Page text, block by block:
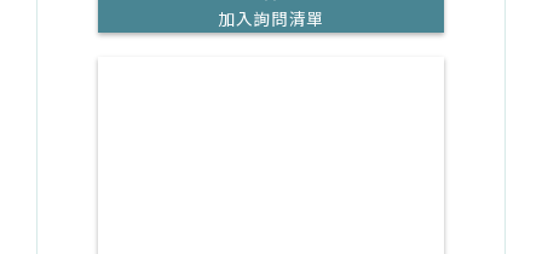
加入詢問清單